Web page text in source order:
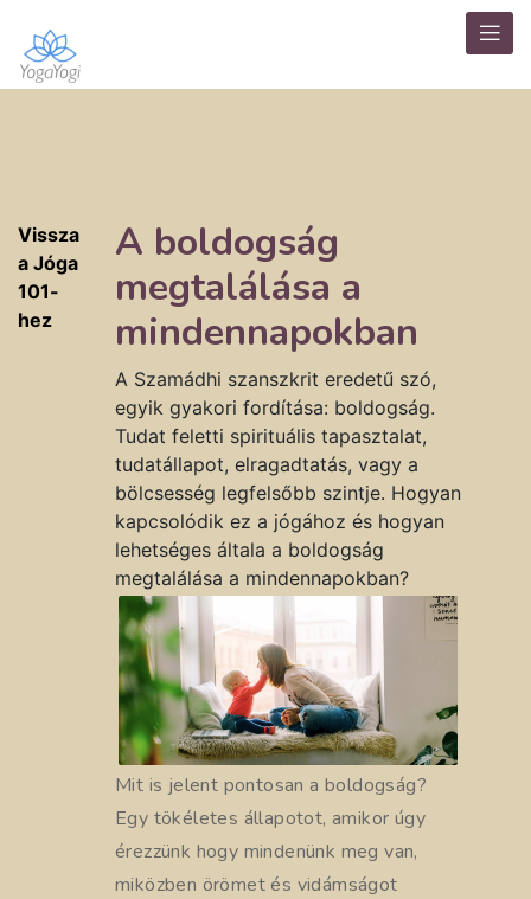
Vissza
a Jóga
101-
hez
A boldogság
megtalálása a
mindennapokban
A Szamádhi szanszkrit eredetű szó,
egyik gyakori fordítása: boldogság.
Tudat feletti spirituális tapasztalat,
tudatállapot, elragadtatás, vagy a
bölcsesség legfelsőbb szintje. Hogyan
kapcsolódik ez a jógához és hogyan
lehetséges általa a boldogság
megtalálása a mindennapokban?
Mit is jelent pontosan a boldogság?
Egy tökéletes állapotot, amikor úgy
érezzünk hogy mindenünk meg van,
miközben örömet és vidámságot